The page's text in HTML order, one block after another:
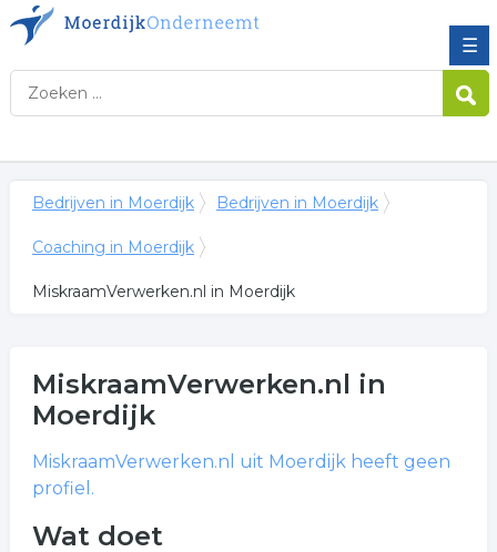
☰
Bedrijven in Moerdijk Bedrijven in Moerdijk
Coaching in Moerdijk
MiskraamVerwerken.nl in Moerdijk
MiskraamVerwerken.nl in
Moerdijk
MiskraamVerwerken.nl uit Moerdijk heeft geen
profiel.
Wat doet